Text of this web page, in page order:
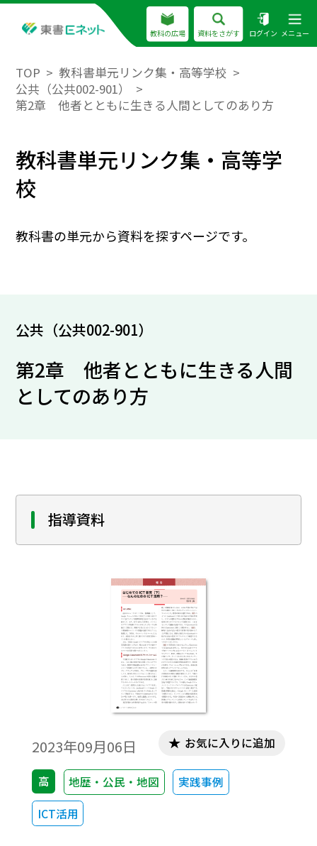
教科の広場 資料をさがす ログイン メニュー
TOP
教科書単元リンク集・高等学校
公共（公共002-901）
第2章 他者とともに生きる人間としてのあり方
教科書単元リンク集・高等学
校
教科書の単元から資料を探すページです。
公共（公共002-901）
第2章 他者とともに生きる人間
としてのあり方
指導資料
2023年09月06日
高 地歴・公民・地図
実践事例
ICT活用
お気に入りに追加